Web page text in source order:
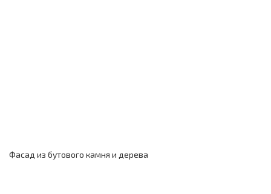
Фасад из бутового камня и дерева